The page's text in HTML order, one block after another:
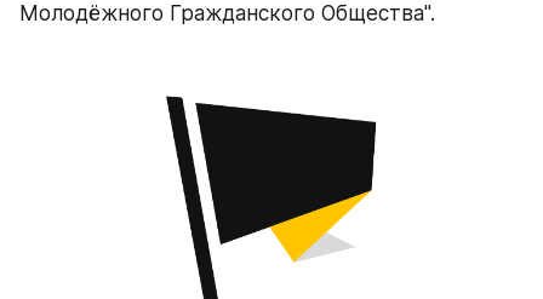
Молодёжного Гражданского Общества".